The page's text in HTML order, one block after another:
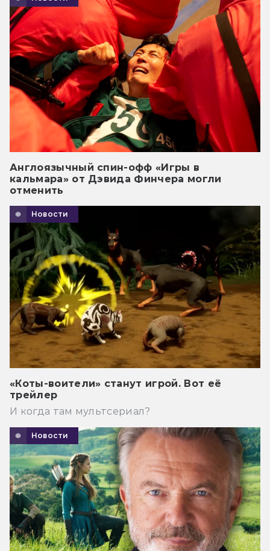
Англоязычный спин-офф «Игры в
кальмара» от Дэвида Финчера могли
отменить
Новости
«Коты-воители» станут игрой. Вот её
трейлер
И когда там мультсериал?
Новости